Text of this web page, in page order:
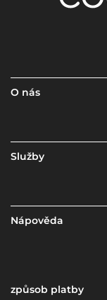
O nás
Služby
Nápověda
způsob platby